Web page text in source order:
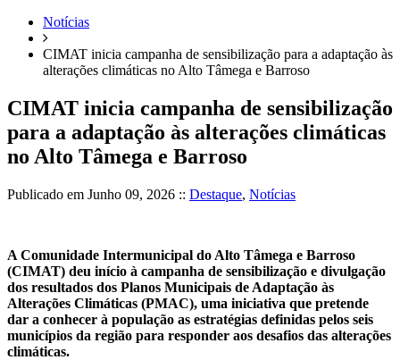
Notícias
CIMAT inicia campanha de sensibilização para a adaptação às
alterações climáticas no Alto Tâmega e Barroso
CIMAT inicia campanha de sensibilização
para a adaptação às alterações climáticas
no Alto Tâmega e Barroso
Publicado em Junho 09, 2026 :: Destaque, Notícias
A Comunidade Intermunicipal do Alto Tâmega e Barroso
(CIMAT) deu início à campanha de sensibilização e divulgação
dos resultados dos Planos Municipais de Adaptação às
Alterações Climáticas (PMAC), uma iniciativa que pretende
dar a conhecer à população as estratégias definidas pelos seis
municípios da região para responder aos desafios das alterações
climáticas.